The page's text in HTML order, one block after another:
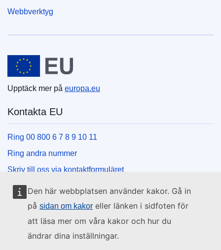
Den här webbplatsen använder kakor. Gå in
på sidan om kakor eller länken i sidfoten för
att läsa mer om våra kakor och hur du
ändrar dina inställningar.
Webbverktyg
Europeiska unionen
Upptäck mer på europa.eu
Kontakta EU
Ring 00 800 6 7 8 9 10 11
Ring andra nummer
Skriv till oss via kontaktformuläret
Besök ett EU-centrum
Sociala medier
Hitta oss i sociala medier